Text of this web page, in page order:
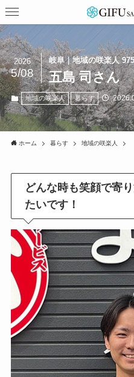
岐阜｜地域の咲楽人 975
五島 司さん
2026
5/08
地域の咲楽人 暮らす
ホーム 暮らす 地域の咲楽人
どんな時も笑顔で寄
たいです！